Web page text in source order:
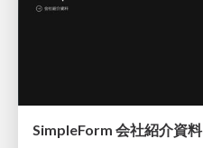
SimpleForm 会社紹介資料